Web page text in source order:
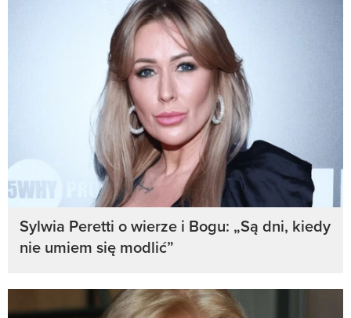
Sylwia Peretti o wierze i Bogu: „Są dni, kiedy
nie umiem się modlić”